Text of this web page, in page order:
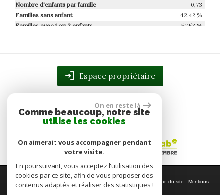
Nombre d'enfants par famille
0,73
Familles sans enfant
42,42 %
Familles avec 1 ou 2 enfants
57,58 %
Espace propriétaire
© 2026 | Tous droits réservés | Traduction powered by Google - Plan du site - Mentions
légales-Nos honoraires-Partenaires-Admin
On en reste là
Comme beaucoup, notre site
utilise les cookies
On aimerait vous accompagner pendant
votre visite.
En poursuivant, vous acceptez l'utilisation des
cookies par ce site, afin de vous proposer des
contenus adaptés et réaliser des statistiques !